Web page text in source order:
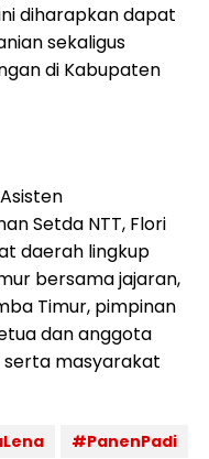
diharapkan dapat
sekaligus
di Kabupaten
Setda NTT, Flori
daerah lingkup
bersama jajaran,
Timur, pimpinan
dan anggota
serta masyarakat
#PanenPadi